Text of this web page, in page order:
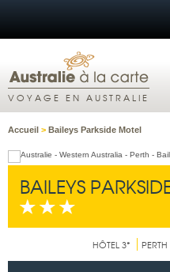
VOYAGE EN AUSTRALIE
Accueil > Baileys Parkside Motel
BAILEYS
HÔTEL 3* PERTH